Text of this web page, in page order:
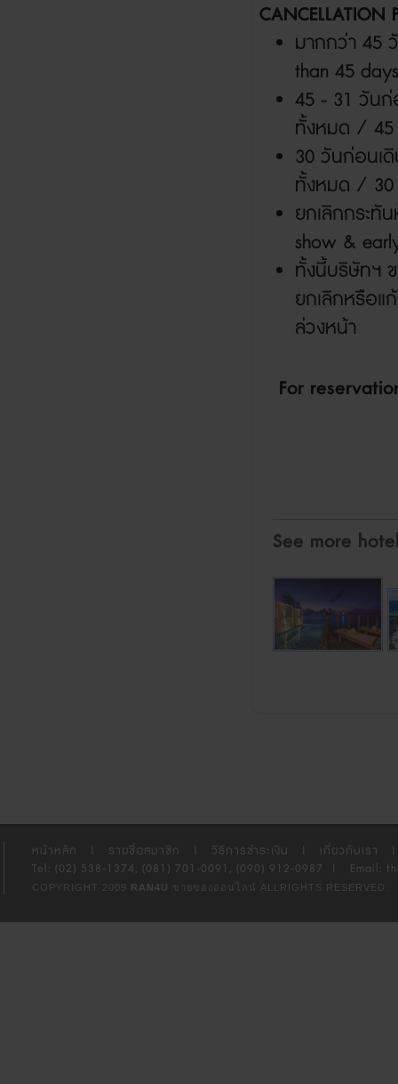
CANCELLATION
มากกว่า 45
than 45
45 - 31 วันก่
ทั้งหมด /
30 วันก่อนเ
ทั้งหมด /
ยกเลิกกระทั
show &
ทั้งนี้บริษัทฯ
ยกเลิกหรือแ
ล่วงหน้า
For
See more
หน้าหลัก รายชื่อสมาชิก วิธีการชำระเงิน เกี่ยวกับเรา
Tel: (02) 538-1374, (081) 701-0091, (090) 912-0987
Email:
COPYRIGHT 2009 RAN4U ขายของออนไลน์ ALLRIGHTS RESERVED.